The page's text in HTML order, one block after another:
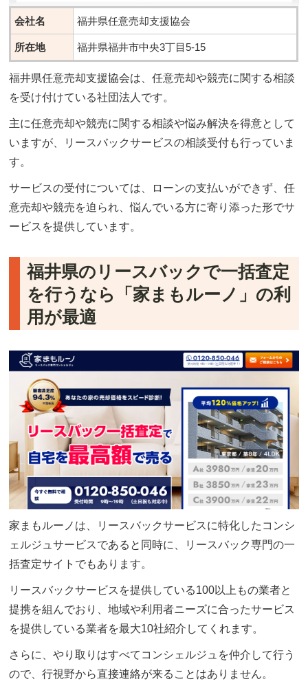
会社名 福井県任意売却支援協会
所在地 福井県福井市中央3丁目5-15
福井県任意売却支援協会は、任意売却や競売に関する相談
を受け付けている社団法人です。
主に任意売却や競売に関する相談や悩み解決を得意として
いますが、リースバックサービスの相談受付も行っていま
す。
サービスの受付については、ローンの支払いができず、任
意売却や競売を迫られ、悩んでいる方に寄り添った形でサ
ービスを提供しています。
福井県のリースバックで一括査定
を行うなら「家まもルーノ」の利
用が最適
家まもルーノは、リースバックサービスに特化したコンシ
ェルジュサービスであると同時に、リースバック専門の一
括査定サイトでもあります。
リースバックサービスを提供している100以上もの業者と
提携を組んでおり、地域や利用者ニーズに合ったサービス
を提供している業者を最大10社紹介してくれます。
さらに、やり取りはすべてコンシェルジュを仲介して行う
ので、行視野から直接連絡が来ることはありません。